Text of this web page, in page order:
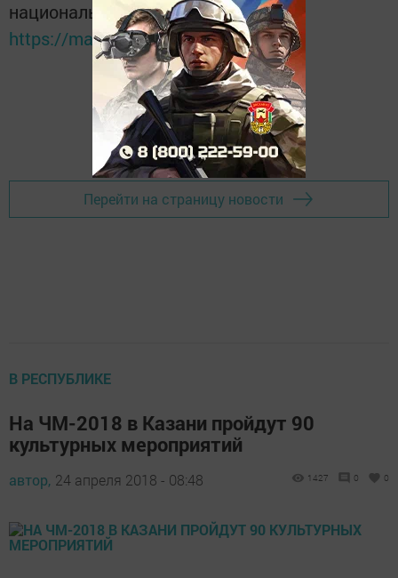
национальном мессенджере MАХ:
https://max.ru/tatmedia
Перейти на страницу новости
В РЕСПУБЛИКЕ
На ЧМ-2018 в Казани пройдут 90
культурных мероприятий
автор, 24 апреля 2018 - 08:48 1427 0 0